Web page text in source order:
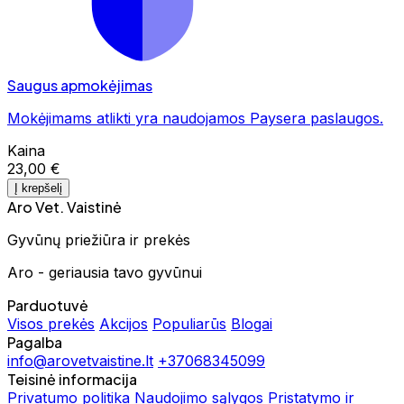
Saugus apmokėjimas
Mokėjimams atlikti yra naudojamos Paysera paslaugos.
Kaina
23,00 €
Į krepšelį
Aro Vet. Vaistinė
Gyvūnų priežiūra ir prekės
Aro - geriausia tavo gyvūnui
Parduotuvė
Visos prekės Akcijos Populiarūs Blogai
Pagalba
info@arovetvaistine.lt +37068345099
Teisinė informacija
Privatumo politika Naudojimo sąlygos Pristatymo ir